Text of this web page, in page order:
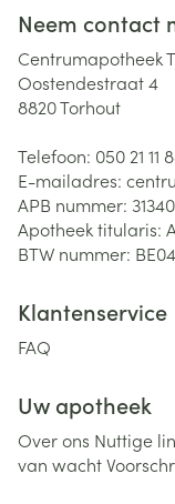
Neem contact
Centrumapotheek
Oostendestraat 4
8820Torhout
Telefoon: 050 21 11
E-mailadres:
APB nummer:
Apotheek titularis:
BTW nummer:
Klantenservice
FAQ
Uw apotheek
Over ons Nuttige
van wacht